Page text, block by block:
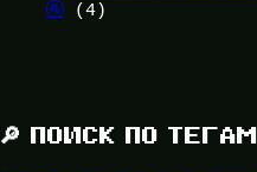
🚰(4)
🔎 ПОИСК ПО ТЕГАМ